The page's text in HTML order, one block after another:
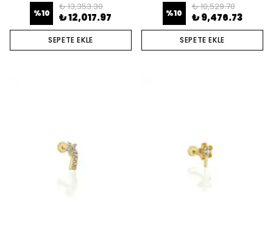
%10
₺ 13,353.30
₺ 12,017.97
SEPETE EKLE
%10
₺ 10,529.70
₺ 9,476.73
SEPETE EKLE